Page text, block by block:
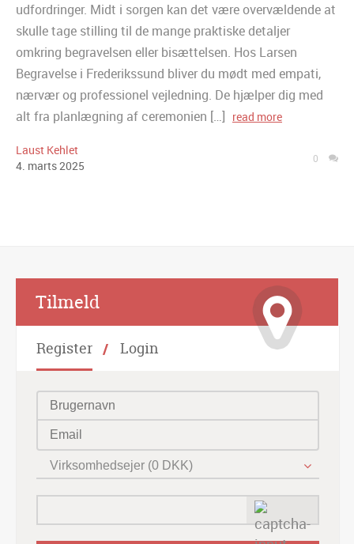
udfordringer. Midt i sorgen kan det være overvældende at
skulle tage stilling til de mange praktiske detaljer
omkring begravelsen eller bisættelsen. Hos Larsen
Begravelse i Frederikssund bliver du mødt med empati,
nærvær og professionel vejledning. De hjælper dig med
alt fra planlægning af ceremonien […] read more
Laust Kehlet
4. marts2025 0
Tilmeld
Register Login
Virksomhedsejer (0 DKK)